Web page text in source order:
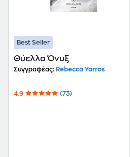
Best Seller
Θύελλα Όνυξ
Συγγραφέας: Rebecca Yarros
4.9 (73)